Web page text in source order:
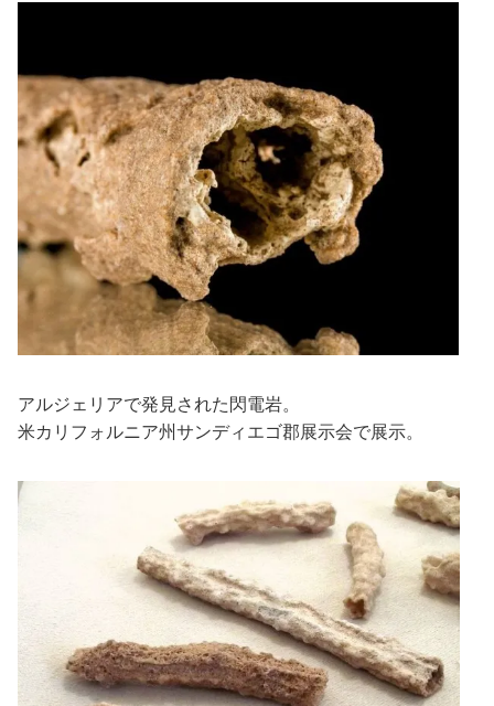
アルジェリアで発見された閃電岩。
米カリフォルニア州サンディエゴ郡展示会で展示。